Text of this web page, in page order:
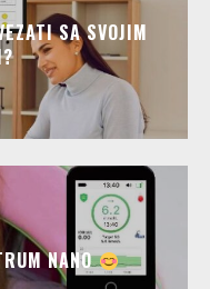
SA SVOJIM
NANO